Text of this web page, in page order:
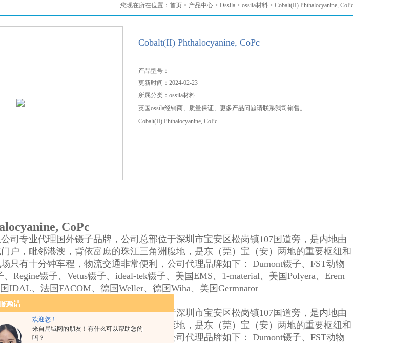
欢迎您！
来自局域网的朋友！有什么可以帮助您的
吗？
您现在所在位置： 首页 > 产品中心 > Ossila > ossila材料 > Cobalt(II) Phthalocyanine, CoPc
Cobalt(II) Phthalocyanine, CoPc
产品型号：
更新时间：2024-02-23
所属分类：ossila材料
英国ossila经销商、质量保证、更多产品问题请联系我司销售。
Cobalt(II) Phthalocyanine, CoPc
CoPc
司专业代理国外镊子品牌，公司总部位于深圳市宝安区松岗镇107国道旁，是内地由
户，毗邻港澳，背依富庶的珠江三角洲腹地，是东（莞）宝（安）两地的重要枢纽和
只有十分钟车程，物流交通非常便利，公司代理品牌如下： Dumont镊子、FST动物
Regine镊子、 Vetus镊子、 ideal-tek镊子、美国EMS、1-material、美国Polyera、Erem
IDAL、法国FACOM、德国Weller、德国Wiha、美国Germnator
CoPc
司专业代理国外镊子品牌，公司总部位于深圳市宝安区松岗镇107国道旁，是内地由
户，毗邻港澳，背依富庶的珠江三角洲腹地，是东（莞）宝（安）两地的重要枢纽和
只有十分钟车程，物流交通非常便利，公司代理品牌如下： Dumont镊子、FST动物